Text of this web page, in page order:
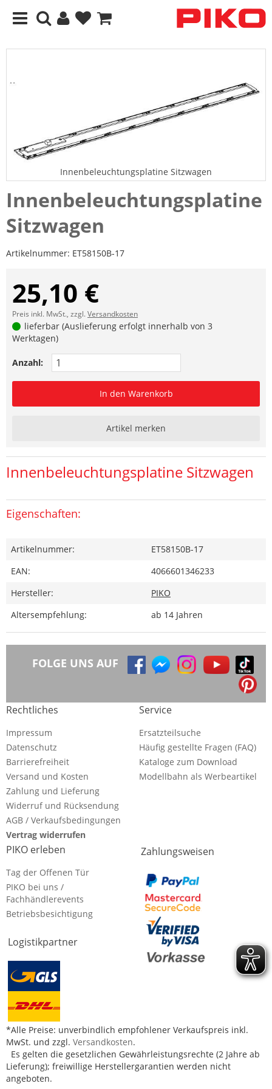
Innenbeleuchtungsplatine Sitzwagen
Innenbeleuchtungsplatine
Sitzwagen
Artikelnummer: ET58150B-17
25,10 €
Preis inkl. MwSt., zzgl.Versandkosten
lieferbar (Auslieferung erfolgt innerhalb von 3
Werktagen)
Anzahl:
In den Warenkorb
Artikel merken
Innenbeleuchtungsplatine Sitzwagen
Eigenschaften:
Artikelnummer:
ET58150B-17
EAN:
4066601346233
Hersteller:
PIKO
Altersempfehlung:
ab 14 Jahren
FOLGE UNS AUF
Rechtliches
Impressum
Datenschutz
Barrierefreiheit
Versand und Kosten
Zahlung und Lieferung
Widerruf und Rücksendung
AGB / Verkaufsbedingungen
Vertrag widerrufen
Service
Ersatzteilsuche
Häufig gestellte Fragen (FAQ)
Kataloge zum Download
Modellbahn als Werbeartikel
PIKO erleben
Tag der Offenen Tür
PIKO bei uns /
Fachhändlerevents
Betriebsbesichtigung
Logistikpartner
Zahlungsweisen
*Alle Preise: unverbindlich empfohlener Verkaufspreis inkl.
MwSt. und zzgl. Versandkosten.
Es gelten die gesetzlichen Gewährleistungsrechte (2 Jahre ab
Lieferung); freiwillige Herstellergarantien werden nicht
angeboten.